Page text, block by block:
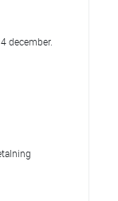
december.